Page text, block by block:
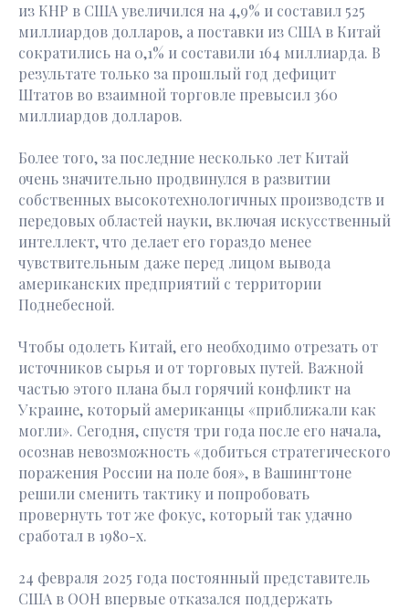
из КНР в США увеличился на 4,9% и составил 525
миллиардов долларов, а поставки из США в Китай
сократились на 0,1% и составили 164 миллиарда. В
результате только за прошлый год дефицит
Штатов во взаимной торговле превысил 360
миллиардов долларов.
Более того, за последние несколько лет Китай
очень значительно продвинулся в развитии
собственных высокотехнологичных производств и
передовых областей науки, включая искусственный
интеллект, что делает его гораздо менее
чувствительным даже перед лицом вывода
американских предприятий с территории
Поднебесной.
Чтобы одолеть Китай, его необходимо отрезать от
источников сырья и от торговых путей. Важной
частью этого плана был горячий конфликт на
Украине, который американцы «приближали как
могли». Сегодня, спустя три года после его начала,
осознав невозможность «добиться стратегического
поражения России на поле боя», в Вашингтоне
решили сменить тактику и попробовать
провернуть тот же фокус, который так удачно
сработал в 1980-х.
24 февраля 2025 года постоянный представитель
США в ООН впервые отказался поддержать